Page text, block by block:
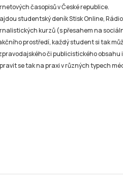
časopisů v České republice.
studentský deník Stisk Online, Rádio
kurzů (s přesahem na
prostředí, každý student si tak
či publicistického obsahu
se tak na praxi v různých typech